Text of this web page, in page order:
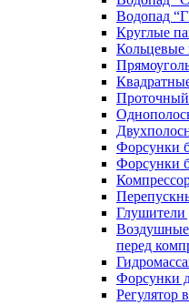
Водопад
Круглые
Кольцевые
Проточный
Форсунки
Форсунки
Глушители
Воздушные
перед
Форсунки
Регулятор